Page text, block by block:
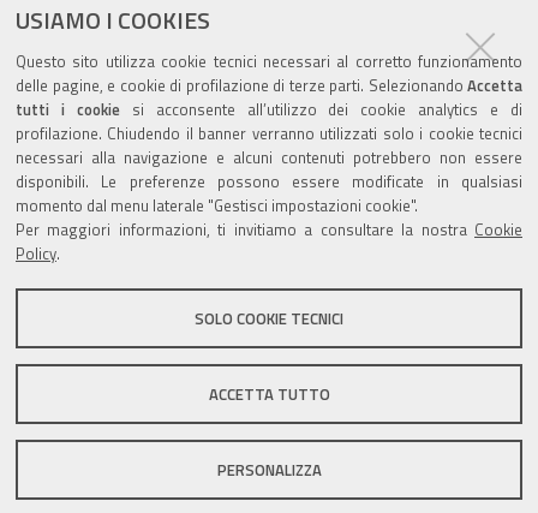
USIAMO I COOKIES
Questo sito utilizza cookie tecnici necessari al corretto funzionamento
delle pagine, e cookie di profilazione di terze parti. Selezionando Accetta
tutti i cookiesi acconsente all’utilizzo dei cookie analytics e di
profilazione. Chiudendo il banner verranno utilizzati solo i cookie tecnici
necessari alla navigazione e alcuni contenuti potrebbero non essere
disponibili. Le preferenze possono essere modificate in qualsiasi
momento dal menu laterale "Gestisci impostazioni cookie".
Per maggiori informazioni, ti invitiamo a consultare la nostra Cookie
Policy.
SOLO COOKIE TECNICI
ACCETTA TUTTO
PERSONALIZZA
Se hai dimenticato la tua password,
possiamo
spedirtene una nuova.
Valuta questo sito
Sito istituzionale Comune di Zola Predosa